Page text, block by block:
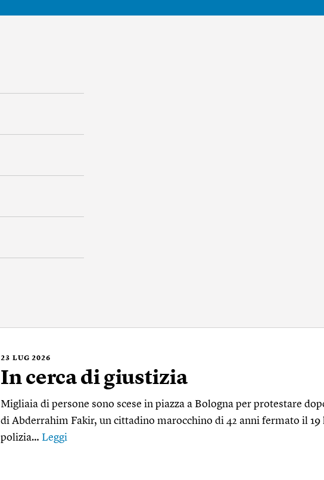
23 LUG 2026
In cerca di giustizia
Migliaia di persone sono scese in piazza a Bologna per protestare
di Abderrahim Fakir, un cittadino marocchino di 42 anni fermato il 19
polizia… Leggi